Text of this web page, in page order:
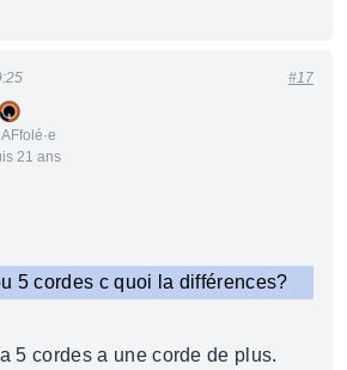
21 ans
#17
5 cordes c quoi la différences?
5 cordes a une corde de plus.